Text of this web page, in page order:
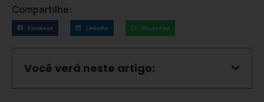
Compartilhe:
Facebook LinkedIn WhatsApp
Você verá neste artigo: